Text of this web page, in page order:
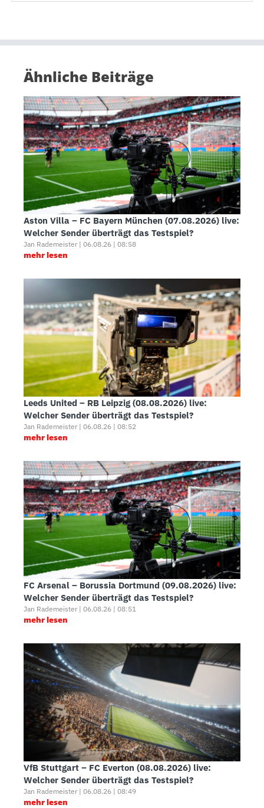
Ähnliche Beiträge
Aston Villa – FC Bayern München (07.08.2026) live:
Welcher Sender überträgt das Testspiel?
Jan Rademeister | 06.08.26 | 08:58
mehr lesen
Leeds United – RB Leipzig (08.08.2026) live:
Welcher Sender überträgt das Testspiel?
Jan Rademeister | 06.08.26 | 08:52
mehr lesen
FC Arsenal – Borussia Dortmund (09.08.2026) live:
Welcher Sender überträgt das Testspiel?
Jan Rademeister | 06.08.26 | 08:51
mehr lesen
VfB Stuttgart – FC Everton (08.08.2026) live:
Welcher Sender überträgt das Testspiel?
Jan Rademeister | 06.08.26 | 08:49
mehr lesen